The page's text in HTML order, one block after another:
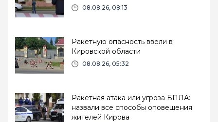
08.08.26, 08:13
Ракетную опасность ввели в
Кировской области
08.08.26, 05:32
Ракетная атака или угроза БПЛА:
назвали все способы оповещения
жителей Кирова